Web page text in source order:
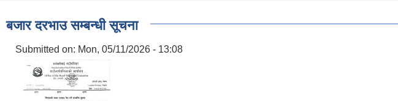
बजार दरभाउ सम्बन्धी सूचना
Submitted on: Mon, 05/11/2026 - 13:08